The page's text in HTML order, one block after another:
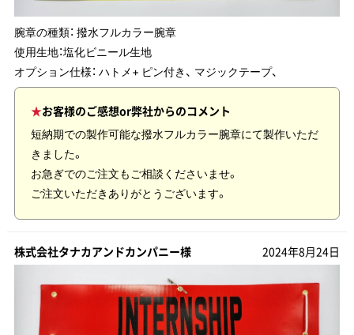
腕章の種類： 撥水フルカラー腕章
使用生地：塩化ビニール生地
オプション仕様： ハトメ+ ピン付き、 マジックテープ、
お客様のご感想or弊社からのコメント
短納期での製作可能な撥水フルカラー腕章にて製作いただ
きました。
お急ぎでのご注文もご相談くださいませ。
ご注文いただきありがとうございます。
株式会社タナカアンドカンパニー様 2024年8月24日